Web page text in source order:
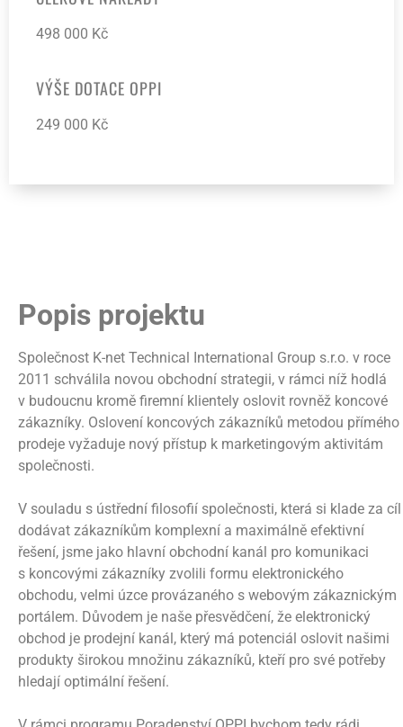
498 000 Kč
VÝŠE DOTACE OPPI
249 000 Kč
Popis projektu
Společnost K-net Technical International Group s.r.o. v roce
2011 schválila novou obchodní strategii, v rámci níž hodlá
v budoucnu kromě firemní klientely oslovit rovněž koncové
zákazníky. Oslovení koncových zákazníků metodou přímého
prodeje vyžaduje nový přístup k marketingovým aktivitám
společnosti.
V souladu s ústřední filosofií společnosti, která si klade za cíl
dodávat zákazníkům komplexní a maximálně efektivní
řešení, jsme jako hlavní obchodní kanál pro komunikaci
s koncovými zákazníky zvolili formu elektronického
obchodu, velmi úzce provázaného s webovým zákaznickým
portálem. Důvodem je naše přesvědčení, že elektronický
obchod je prodejní kanál, který má potenciál oslovit našimi
produkty širokou množinu zákazníků, kteří pro své potřeby
hledají optimální řešení.